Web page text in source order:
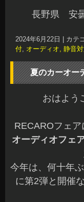
長野県 安
2024年6月22日 カテ
付, オーディオ, 静音
夏のカーオー
おはよう
RECAROフェ
オーディオフェ
今年は、何十年
に第2弾と開催